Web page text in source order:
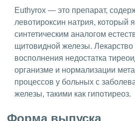
Euthyrox — это препарат,
левотироксин натрия, который
синтетическим аналогом
щитовидной железы. Лекарство
восполнения недостатка
организме и нормализации
процессов у больных с
железы, такими как гипотиреоз.
Форма выпуска